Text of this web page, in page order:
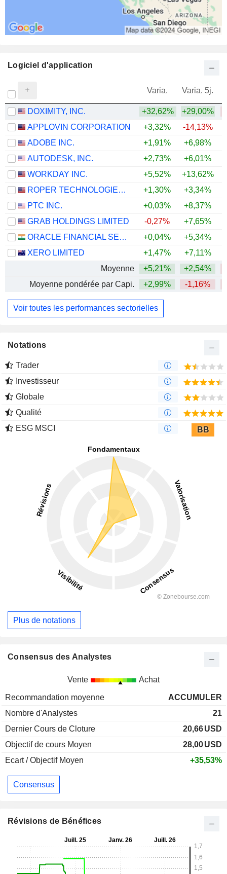
Logiciel d'application
Varia. Varia. 5j.
DOXIMITY, INC. +32,62% +29,00%
APPLOVIN CORPORATION
+3,32% -14,13%
ADOBE INC.
+1,91% +6,98%
AUTODESK, INC.
+2,73% +6,01%
WORKDAY INC.
+5,52% +13,62%
ROPER TECHNOLOGIES, INC.
+1,30% +3,34%
PTC INC.
+0,03% +8,37%
GRAB HOLDINGS LIMITED
-0,27% +7,65%
ORACLE FINANCIAL SERVICES SOFTWARE LIMITED
+0,04% +5,34%
XERO LIMITED
+1,47% +7,11%
Moyenne
+5,21% +2,54%
Moyenne pondérée par Capi.
+2,99% -1,16%
Voir toutes les performances sectorielles
Notations
Trader
Investisseur
Globale
Qualité
ESG MSCI
BB
Plus de notations
Consensus des Analystes
Vente Achat
Recommandation moyenne
ACCUMULER
Nombre d'Analystes
21
Dernier Cours de Cloture
20,66USD
Objectif de cours Moyen
28,00USD
Ecart / Objectif Moyen
+35,53%
Consensus
Révisions de Bénéfices